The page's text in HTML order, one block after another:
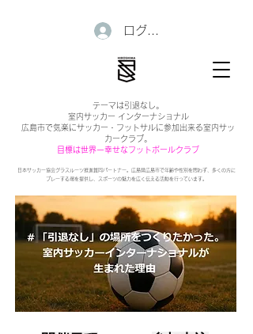
日本サッカー協会グラスルーツ推進賛同パートナー。広島県広島市で年齢や性別を問わず、多くの方に
プレーする場を提供し、スポーツの魅力を広く伝える活動を行っています。
テーマは引退なし。
室内サッカー インターナショナル
広島市で気楽にサッカー・フットサルに参加出来る室内サッ
カークラブ。
目標は世界一幸せなフットボールクラブ
ログイン